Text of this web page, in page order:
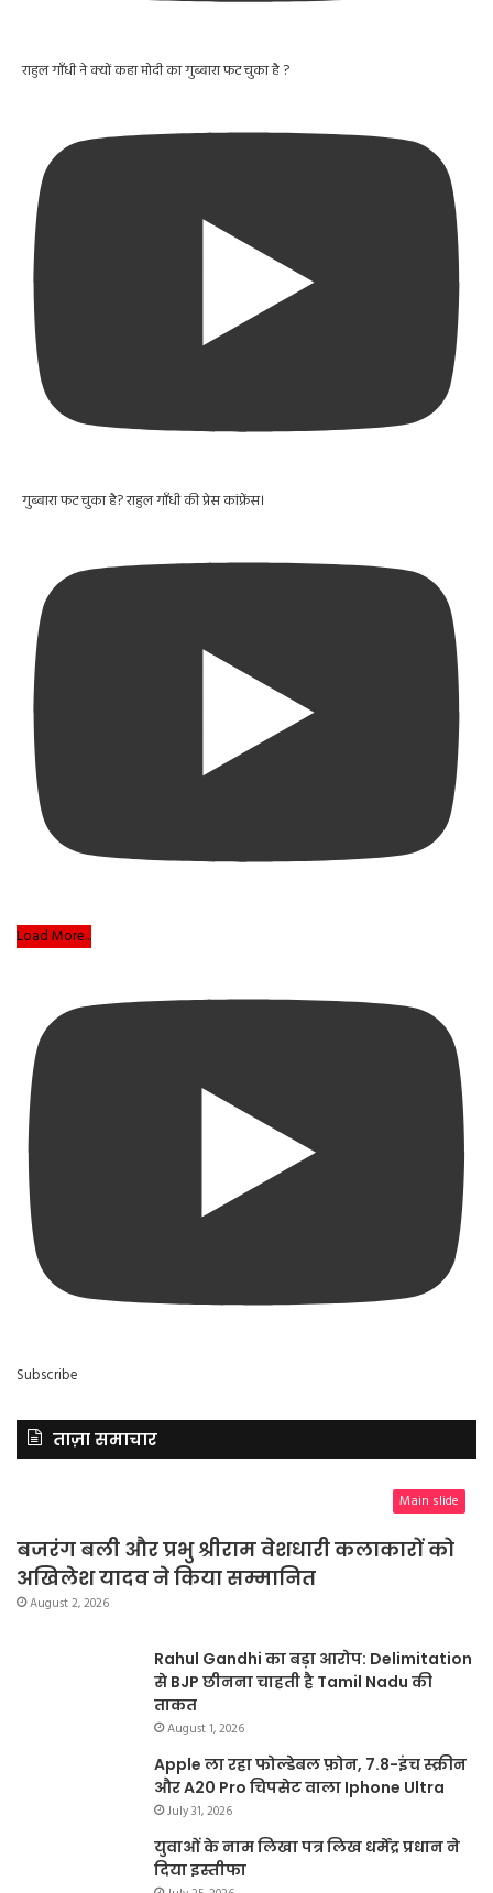
राहुल गाँधी ने क्यों कहा मोदी का गुब्बारा फट चुका है ?
गुब्बारा फट चुका है? राहुल गाँधी की प्रेस कांफ्रेंस।
Load More...
Subscribe
ताज़ा समाचार
Main slide
बजरंग बली और प्रभु श्रीराम वेशधारी कलाकारों को
अखिलेश यादव ने किया सम्मानित
August 2, 2026
Rahul Gandhi का बड़ा आरोप: Delimitation
से BJP छीनना चाहती है Tamil Nadu की
ताकत
August 1, 2026
Apple ला रहा फोल्डेबल फ़ोन, 7.8-इंच स्क्रीन
और A20 Pro चिपसेट वाला Iphone Ultra
July 31, 2026
युवाओं के नाम लिखा पत्र लिख धर्मेंद्र प्रधान ने
दिया इस्तीफा